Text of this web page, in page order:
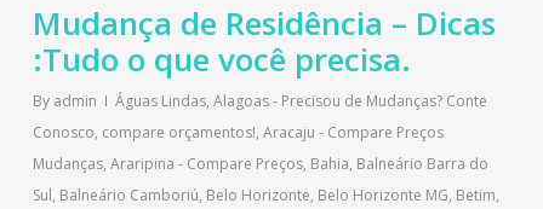
Mudança de Residência – Dicas
:Tudo o que você precisa.
By admin Águas Lindas, Alagoas - Precisou de Mudanças? Conte
Conosco, compare orçamentos!, Aracaju - Compare Preços
Mudanças, Araripina - Compare Preços, Bahia, Balneário Barra do
Sul, Balneário Camboriú, Belo Horizonte, Belo Horizonte MG, Betim,